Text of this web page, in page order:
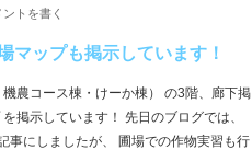
ントを書く
マップも掲示しています！
農コース棟・けーか棟） の3階、廊下掲
掲示しています！ 先日のブログでは、
事にしましたが、 圃場での作物実習も行